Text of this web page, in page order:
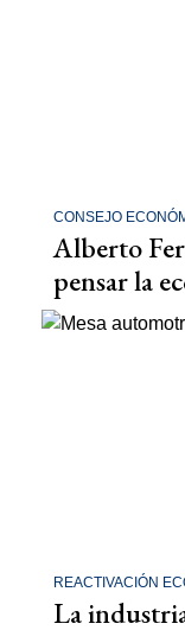
CONSEJO
Alberto
pensar la
REACTIVACIÓN
La